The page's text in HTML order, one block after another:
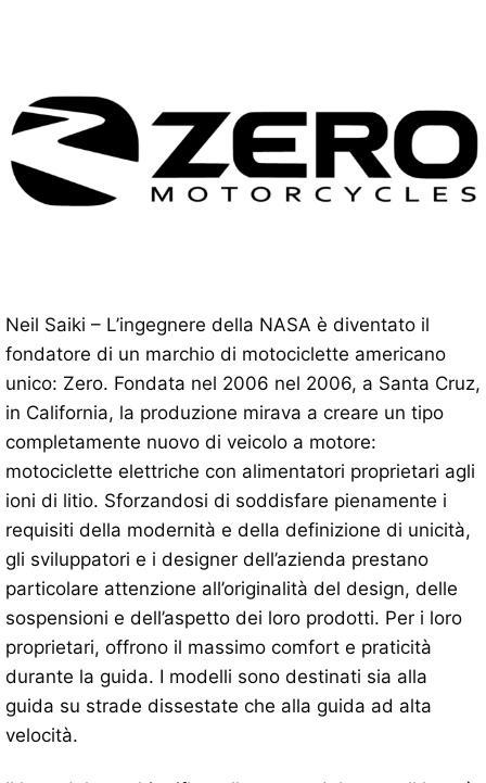
Neil Saiki – L’ingegnere della NASA è diventato il
fondatore di un marchio di motociclette americano
unico: Zero. Fondata nel 2006 nel 2006, a Santa Cruz,
in California, la produzione mirava a creare un tipo
completamente nuovo di veicolo a motore:
motociclette elettriche con alimentatori proprietari agli
ioni di litio. Sforzandosi di soddisfare pienamente i
requisiti della modernità e della definizione di unicità,
gli sviluppatori e i designer dell’azienda prestano
particolare attenzione all’originalità del design, delle
sospensioni e dell’aspetto dei loro prodotti. Per i loro
proprietari, offrono il massimo comfort e praticità
durante la guida. I modelli sono destinati sia alla
guida su strade dissestate che alla guida ad alta
velocità.